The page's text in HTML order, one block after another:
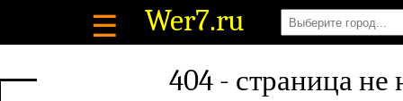
☰ Wer7.ru
404 - страница не